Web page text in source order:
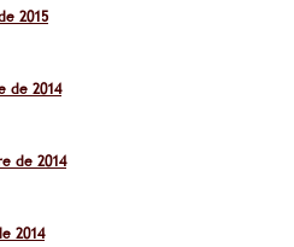
2015
de 2014
de 2014
2014